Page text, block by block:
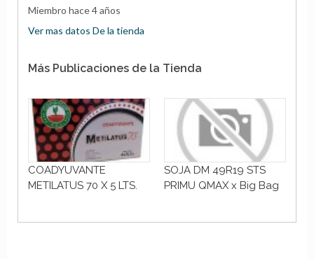
Miembro hace 4 años
Ver mas datos De la tienda
Más Publicaciones de la Tienda
COADYUVANTE
METILATUS 70 X 5 LTS.
SOJA DM 49R19 STS
PRIMU QMAX x Big Bag